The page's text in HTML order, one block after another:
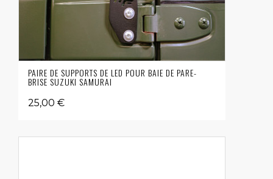
PAIRE DE SUPPORTS DE LED POUR BAIE DE PARE-
BRISE SUZUKI SAMURAI
25,00 €